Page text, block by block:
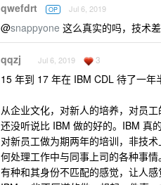
qwefdrt OP Jul 6, 2019
@snappyone 这么真实的吗，技术
qqzj Jul 6, 2019 3
15 年到 17 年在 IBM CDL 待了一年
从企业文化，对新人的培养，对员
还没听说比 IBM 做的好的。IBM 真
对新员工做为期两年的培训，非技
何处理工作中与同事上司的各种事
有种和其身份不匹配的感觉，让人